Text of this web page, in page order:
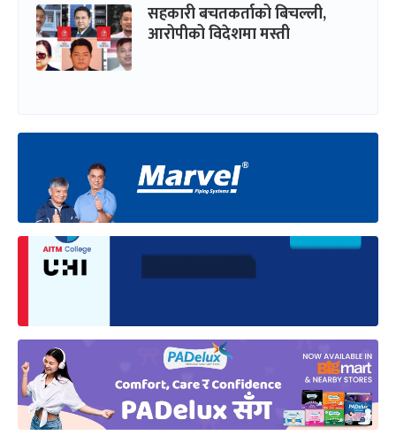
सहकारी बचतकर्ताको बिचल्ली,
आरोपीको विदेशमा मस्ती